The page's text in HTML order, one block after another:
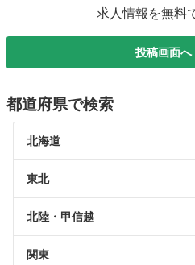
求人情報を無料
投稿画面へ
都道府県で検索
北海道
東北
北陸・甲信越
関東